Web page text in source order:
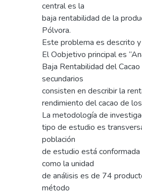
central es la
baja rentabilidad de la
Pólvora.
Este problema es descrito
El Oobjetivo principal es
Baja Rentabilidad del
secundarios
consisten en describir la
rendimiento del cacao de
La metodología de
tipo de estudio es
población
de estudio está
como la unidad
de análisis es de 74
método